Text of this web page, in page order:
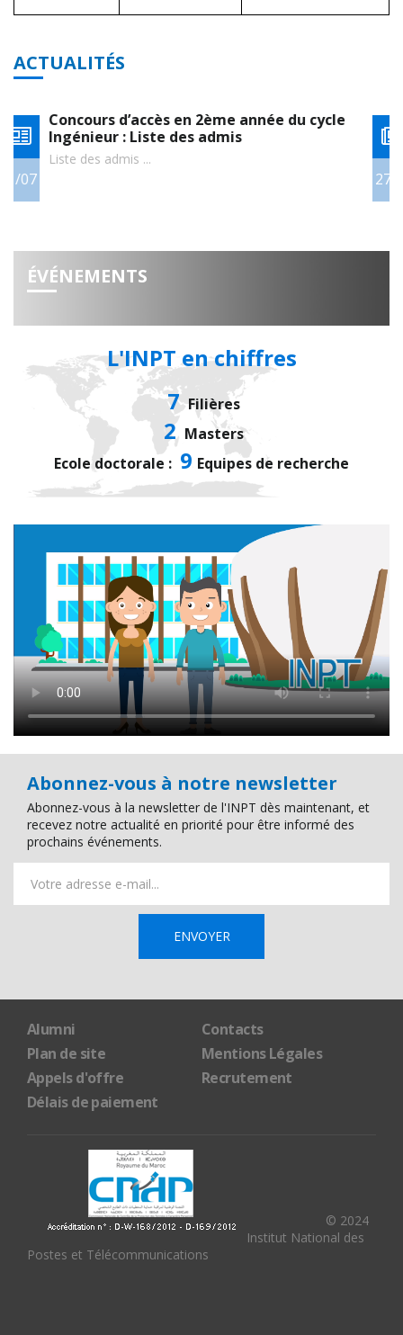
ACTUALITÉS
27/07
Concours d’accès en 1ère année du cycle
Ingénieur : Liste des admis
Liste des admis ...
ÉVÉNEMENTS
L'INPT en chiffres
7 Filières
2 Masters
Ecole doctorale : 9 Equipes de recherche
Abonnez-vous à notre newsletter
Abonnez-vous à la newsletter de l'INPT dès maintenant, et
recevez notre actualité en priorité pour être informé des
prochains événements.
Alumni
Contacts
Plan de site
Mentions Légales
Appels d'offre
Recrutement
Délais de paiement
© 2024
Institut National des
Postes et Télécommunications